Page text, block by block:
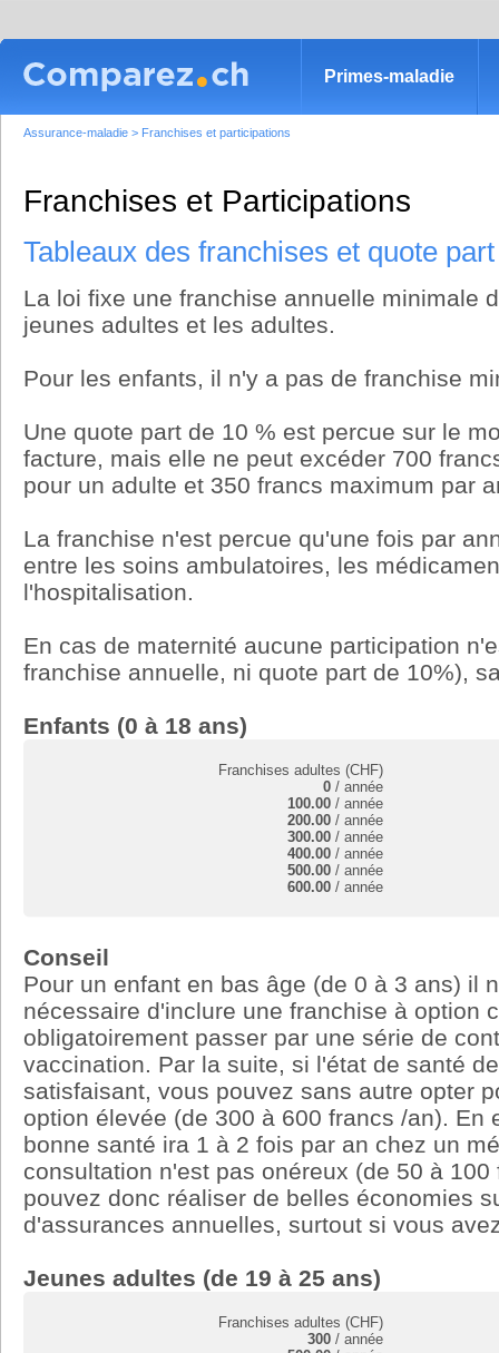
Primes-maladie
Assurance-maladie > Franchises et participations
Franchises et Participations
Tableaux des franchises et quote
La loi fixe une franchise annuelle minimale
jeunes adultes et les adultes.
Pour les enfants, il n'y a pas de franchise
Une quote part de 10 % est percue sur le
facture, mais elle ne peut excéder 700
pour un adulte et 350 francs maximum par
La franchise n'est percue qu'une fois par
entre les soins ambulatoires, les
l'hospitalisation.
En cas de maternité aucune participation
franchise annuelle, ni quote part de 10%),
Enfants (0 à 18 ans)
Franchises adultes (CHF)
0 / année
100.00 / année
200.00 / année
300.00 / année
400.00 / année
500.00 / année
600.00 / année
Conseil
Pour un enfant en bas âge (de 0 à 3 ans) il
nécessaire d'inclure une franchise à option
obligatoirement passer par une série de
vaccination. Par la suite, si l'état de santé
satisfaisant, vous pouvez sans autre opter
option élevée (de 300 à 600 francs /an). En
bonne santé ira 1 à 2 fois par an chez un
consultation n'est pas onéreux (de 50 à
pouvez donc réaliser de belles économies
d'assurances annuelles, surtout si vous
Jeunes adultes (de 19 à 25 ans)
Franchises adultes (CHF)
300 / année